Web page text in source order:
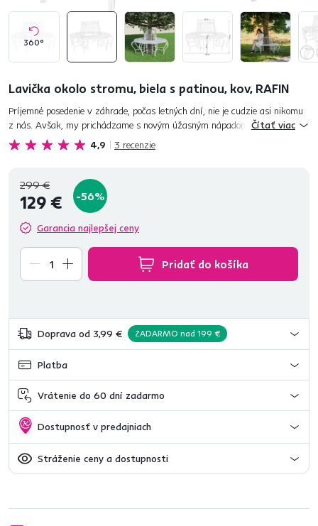
360°
Lavička okolo stromu, biela s patinou, kov, RAFIN
4,9 3 recenzie
Príjemné posedenie v záhrade, počas letných dní, nie je cudzie asi nikomu
z nás. Avšak, my prichádzame s novým úžasným nápadom v podaní
záhradnej lavičky okolo stromu RAFIN. Jej postavením okolo...
Čítať viac
299 €
129 € -56%
Garancia najlepšej ceny
Pridať do košíka
Doprava od 3,99 € ZADARMO nad 199 €
Platba
Vrátenie do 60 dní zadarmo
Dostupnosť v predajniach
Stráženie ceny a dostupnosti